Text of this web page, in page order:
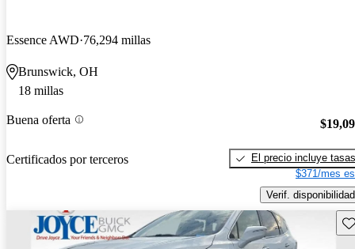
Essence AWD 76,294 millas
Brunswick, OH
18 millas
Buena oferta
Certificados por terceros
El precio incluye tasas
$371/mes
Verif. disponibilidad